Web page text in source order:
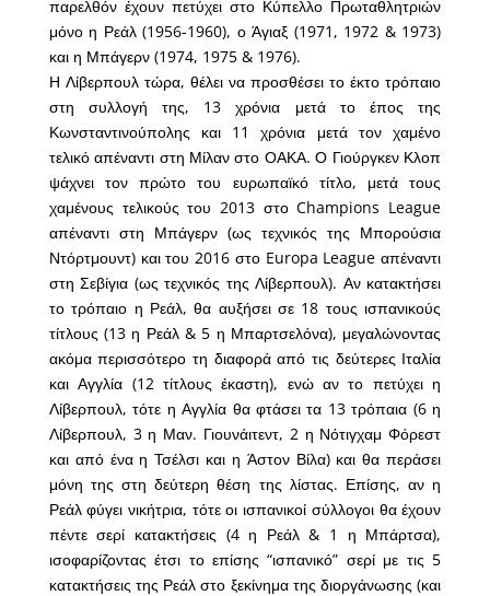
παρελθόν έχουν πετύχει στο Κύπελλο Πρωταθλητριών
μόνο η Ρεάλ (1956-1960), ο Άγιαξ (1971, 1972 & 1973)
και η Μπάγερν (1974, 1975 & 1976).
Η Λίβερπουλ τώρα, θέλει να προσθέσει το έκτο τρόπαιο
στη συλλογή της, 13 χρόνια μετά το έπος της
Κωνσταντινούπολης και 11 χρόνια μετά τον χαμένο
τελικό απέναντι στη Μίλαν στο ΟΑΚΑ. Ο Γιούργκεν Κλοπ
ψάχνει τον πρώτο του ευρωπαϊκό τίτλο, μετά τους
χαμένους τελικούς του 2013 στο Champions League
απέναντι στη Μπάγερν (ως τεχνικός της Μπορούσια
Ντόρτμουντ) και του 2016 στο Europa League απέναντι
στη Σεβίγια (ως τεχνικός της Λίβερπουλ). Αν κατακτήσει
το τρόπαιο η Ρεάλ, θα αυξήσει σε 18 τους ισπανικούς
τίτλους (13 η Ρεάλ & 5 η Μπαρτσελόνα), μεγαλώνοντας
ακόμα περισσότερο τη διαφορά από τις δεύτερες Ιταλία
και Αγγλία (12 τίτλους έκαστη), ενώ αν το πετύχει η
Λίβερπουλ, τότε η Αγγλία θα φτάσει τα 13 τρόπαια (6 η
Λίβερπουλ, 3 η Μαν. Γιουνάιτεντ, 2 η Νότιγχαμ Φόρεστ
και από ένα η Τσέλσι και η Άστον Βίλα) και θα περάσει
μόνη της στη δεύτερη θέση της λίστας. Επίσης, αν η
Ρεάλ φύγει νικήτρια, τότε οι ισπανικοί σύλλογοι θα έχουν
πέντε σερί κατακτήσεις (4 η Ρεάλ & 1 η Μπάρτσα),
ισοφαρίζοντας έτσι το επίσης “ισπανικό” σερί με τις 5
κατακτήσεις της Ρεάλ στο ξεκίνημα της διοργάνωσης (και